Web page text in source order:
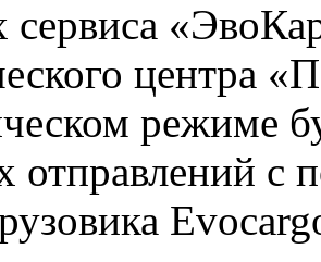
сервиса
центра
режиме
отправлений с